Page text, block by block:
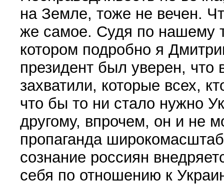
на Земле, тоже не вечен.
же самое. Судя по нашему
котором подробно я
президент был уверен, что
захватили, которые всех,
что бы то ни стало нужно
другому, впрочем, он и не
пропаганда
сознание россиян
себя по отношению к